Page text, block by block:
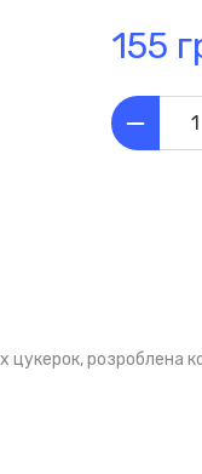
155
розроблена